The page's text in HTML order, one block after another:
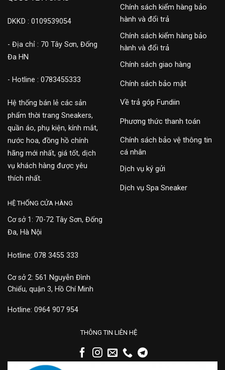
DKKD : 0109539054
- Địa chỉ : 70 Tây Sơn, Đống
Đa HN
- Hotline : 0783455333
Hệ thống bán lẻ các sản
phẩm thời trang Sneakers,
quần áo, phụ kiện, kính mắt,
nước hoa, đồng hồ chính
hãng mới nhất, giá tốt, dịch
vụ khách hàng được yêu
thích nhất.
Chính sách kiểm hàng bảo
hành và đổi trả
Chính sách kiểm hàng bảo
hành và đổi trả
Chính sách giao hàng
Chính sách bảo mật
Về trả góp Fundiin
Phương thức thanh toán
Chính sách bảo vệ thông tin
cá nhân
Dịch vụ ký gửi
Dịch vụ Spa Sneaker
HỆ THỐNG CỬA HÀNG
Cơ sở 1: 70-72 Tây Sơn, Đống
Đa, Hà Nội
Hotline: 078 3455 333
Cơ sở 2: 561 Nguyễn Đình
Chiểu, quận 3, Hồ Chí Minh
Hotline: 0964 907 954
THÔNG TIN LIÊN HỆ